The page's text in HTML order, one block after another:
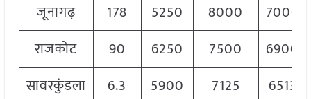
जूनागढ़ 178 5250 8000
7000
राजकोट
90 6250 7500
6900
सावरकुंडला
6.3 5900 7125 6513